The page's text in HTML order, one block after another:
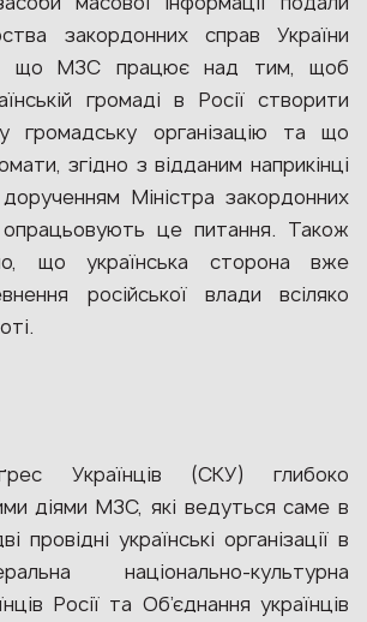
закордонних справ України
що МЗС працює над тим, щоб
громаді в Росії створити
громадську організацію та що
згідно з відданим наприкінці
Міністра закордонних
опрацьовують це питання. Також
що українська сторона вже
російської влади всіляко
Українців (СКУ) глибоко
діями МЗС, які ведуться саме в
провідні українські організації в
національно-культурна
Росії та Об’єднання українців